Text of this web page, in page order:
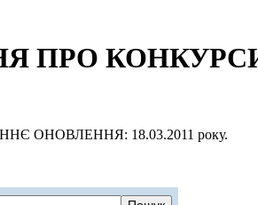
ПРО
ОНОВЛЕННЯ: 18.03.2011 року.